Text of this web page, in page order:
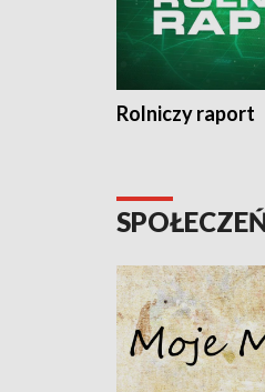
Rolniczy raport